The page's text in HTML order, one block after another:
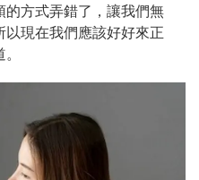
方式弄錯了，讓我們無
現在我們應該好好來正